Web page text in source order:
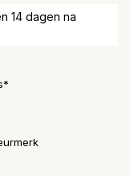
14 dagen na